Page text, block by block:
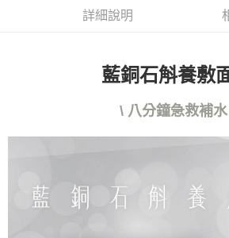
２．關於個人資料處理事宜，請瀏覽以下網址：
４．使用「AFTEE先享後付」時，將依據個別帳
請求用戶進行身份認證。
恩沛科技股份有限公司將有權停止該用戶之使用
詳細說明
藍銅石斛養敷
\ 八分鐘急救補